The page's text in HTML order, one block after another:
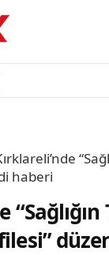
haberi